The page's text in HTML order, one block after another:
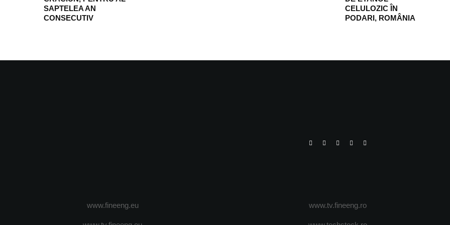
SAPTELEA AN
CONSECUTIV
CELULOZIC ÎN
PODARI, ROMÂNIA
www.fineeng.eu www.tv.fineeng.ro